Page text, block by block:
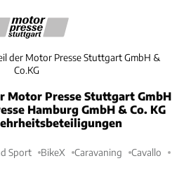
der Motor Presse Stuttgart GmbH &
Co.KG
Motor Presse Stuttgart GmbH
Hamburg GmbH & Co. KG
Sport BikeX Caravaning Cavallo